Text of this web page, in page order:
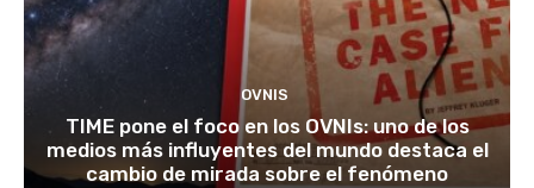
OVNIS
TIME pone el foco en los OVNIs: uno de los
medios más influyentes del mundo destaca el
cambio de mirada sobre el fenómeno